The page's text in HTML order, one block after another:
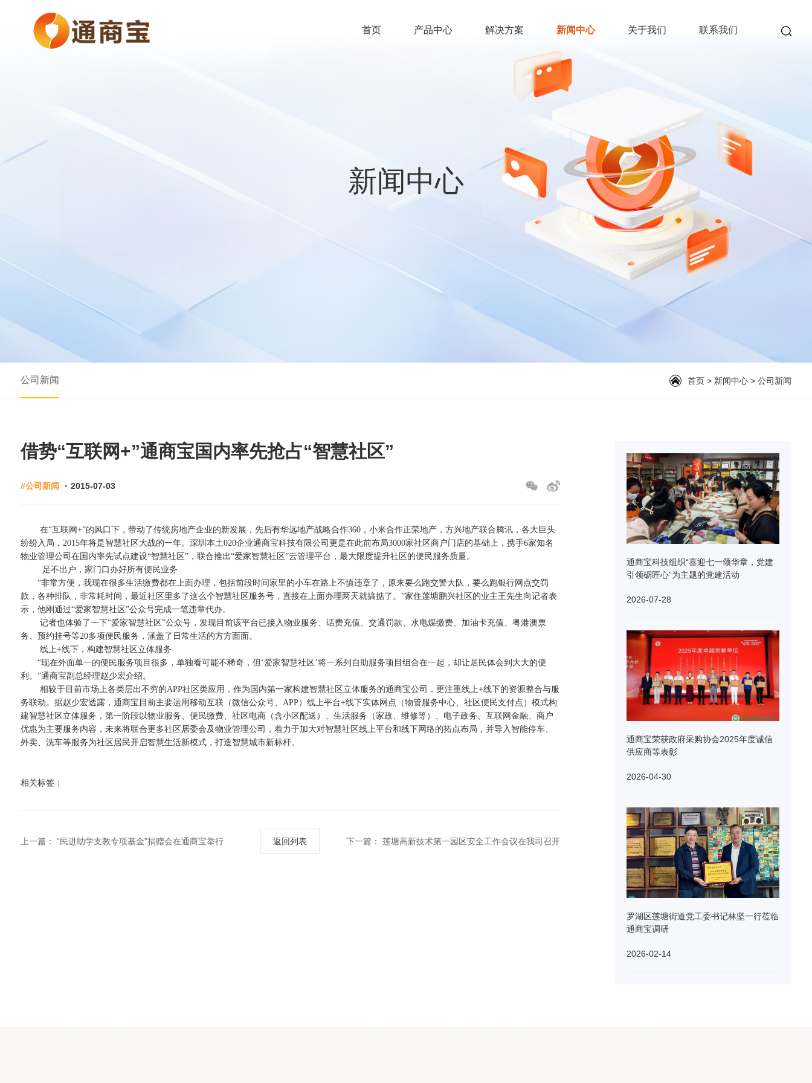
首页 产品中心 解决方案 新闻中心 关于我们 联系我们
新闻中心
公司新闻 首页 > 新闻中心 >公司新闻
借势“互联网+”通商宝国内率先抢占“智慧社区”
#公司新闻 · 2015-07-03
在“互联网+”的风口下，带动了传统房地产企业的新发展，先后有华远地产战略合作360，小米合作正荣地产，方兴地产联合腾讯，各大巨头
纷纷入局，2015年将是智慧社区大战的一年。深圳本土020企业通商宝科技有限公司更是在此前布局3000家社区商户门店的基础上，携手6家知名
物业管理公司在国内率先试点建设“智慧社区”，联合推出“爱家智慧社区”云管理平台，最大限度提升社区的便民服务质量。
足不出户，家门口办好所有便民业务
“非常方便，我现在很多生活缴费都在上面办理，包括前段时间家里的小车在路上不慎违章了，原来要么跑交警大队，要么跑银行网点交罚
款，各种排队，非常耗时间，最近社区里多了这么个智慧社区服务号，直接在上面办理两天就搞掂了。”家住莲塘鹏兴社区的业主王先生向记者表
示，他刚通过“爱家智慧社区”公众号完成一笔违章代办。
记者也体验了一下“爱家智慧社区”公众号，发现目前该平台已接入物业服务、话费充值、交通罚款、水电煤缴费、加油卡充值、粤港澳票
务、预约挂号等20多项便民服务，涵盖了日常生活的方方面面。
线上+线下，构建智慧社区立体服务
“现在外面单一的便民服务项目很多，单独看可能不稀奇，但‘爱家智慧社区’将一系列自助服务项目组合在一起，却让居民体会到大大的便
利。”通商宝副总经理赵少宏介绍。
相较于目前市场上各类层出不穷的APP社区类应用，作为国内第一家构建智慧社区立体服务的通商宝公司，更注重线上+线下的资源整合与服
务联动。据赵少宏透露，通商宝目前主要运用移动互联（微信公众号、APP）线上平台+线下实体网点（物管服务中心、社区便民支付点）模式构
建智慧社区立体服务，第一阶段以物业服务、便民缴费、社区电商（含小区配送）、生活服务（家政、维修等）、电子政务、互联网金融、商户
优惠为主要服务内容，未来将联合更多社区居委会及物业管理公司，着力于加大对智慧社区线上平台和线下网络的拓点布局，并导入智能停车、
外卖、洗车等服务为社区居民开启智慧生活新模式，打造智慧城市新标杆。
相关标签：
上一篇： “民进助学支教专项基金”捐赠会在通商宝举行 返回列表 下一篇： 莲塘高新技术第一园区安全工作会议在我司召开
通商宝科技组织“喜迎七一颂华章，党建
引领砺匠心”为主题的党建活动
2026-07-28
通商宝荣获政府采购协会2025年度诚信
供应商等表彰
2026-04-30
罗湖区莲塘街道党工委书记林坚一行莅临
通商宝调研
2026-02-14